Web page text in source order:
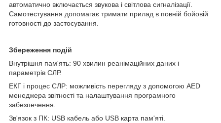
автоматично включається звукова і світлова сигналізації.
Самотестування допомагає тримати прилад в повній бойовій
готовності до застосування.
Збереження подій
Внутрішня пам'ять: 90 хвилин реанімаційних даних і
параметрів СЛР.
ЕКГ і процес СЛР: можливість перегляду з допомогою AED
менеджера звітності та налаштування програмного
забезпечення.
Зв'язок з ПК: USB кабель або USB карта пам'яті.